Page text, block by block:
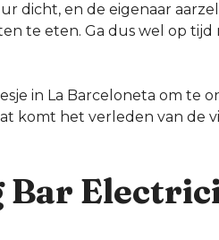
dicht, en de eigenaar
te eten. Ga dus wel op tijd
in La Barceloneta om te
komt het verleden van de
Bar